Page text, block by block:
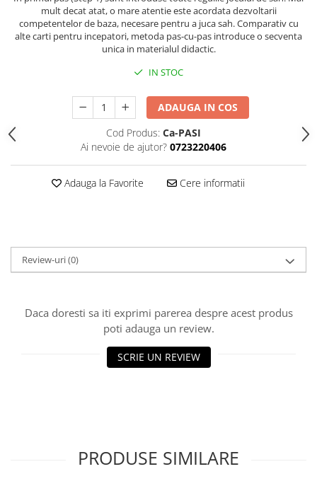
Piese Sah Tematice Din Metal
Puzzle
Ceasuri De Sah Digitale
Seturi Sah Tematice
Step 1
Step 4
Tabla De Demonstratie
mult decat atat, o mare atentie este acordata dezvoltarii
competentelor de baza, necesare pentru a juca sah. Comparativ cu
alte carti pentru incepatori, metoda pas-cu-pas introduce o secventa
unica in materialul didactic.
IN STOC
ADAUGA IN COS
Cod Produs: Ca-PASI
Ai nevoie de ajutor? 0723220406
Adauga la Favorite Cere informatii
Review-uri(0)
Daca doresti sa iti exprimi parerea despre acest produs
poti adauga un review.
SCRIE UN REVIEW
PRODUSE SIMILARE